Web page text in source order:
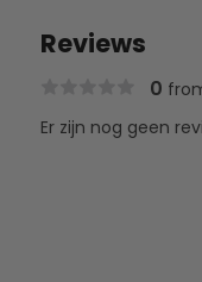
Reviews
0
Er zijn nog geen